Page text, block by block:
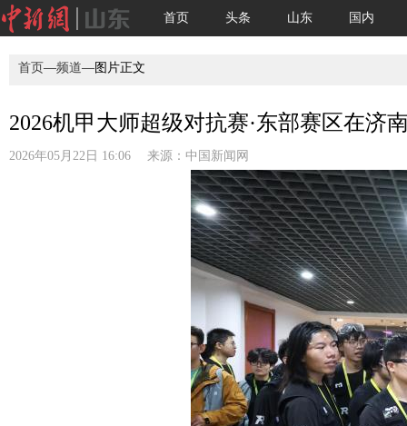
首页 头条 山东 国内
首页—频道—图片正文
2026机甲大师超级对抗赛·东部赛区在济
2026年05月22日 16:06 来源： 中国新闻网